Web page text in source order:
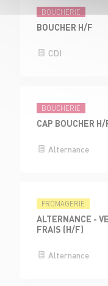
BOUCHERIE
BOUCHER H/F
CDI
BOUCHERIE
CAP BOUCHER
Alternance
FROMAGERIE
ALTERNANCE -
FRAIS (H/F)
Alternance